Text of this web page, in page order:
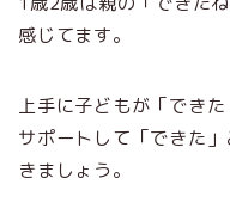
感じてます。
上手に子どもが「でき
サポートして「できた
きましょう。